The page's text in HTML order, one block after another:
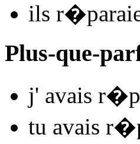
ils r�par
Plus-que-
j' avais
tu avais